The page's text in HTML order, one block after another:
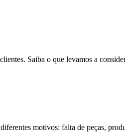
Saiba o que levamos a
motivos: falta de peças,